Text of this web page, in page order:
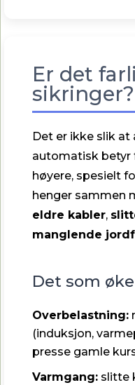
Er det
sikringer?
Det er ikke slik at
automatisk betyr
høyere, spesielt
henger sammen
eldre kabler,
manglende
Det som
Overbelastning:
(induksjon,
presse gamle
Varmgang: slitte